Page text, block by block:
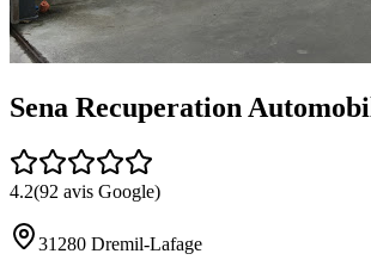
Sena Recuperation
4.2(92 avis Google)
31280 Dremil-Lafage